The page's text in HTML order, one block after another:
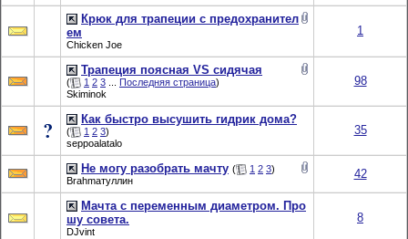
Крюк для трапеции с предохранител
ем
Chicken Joe
1
Трапеция поясная VS сидячая
( 1 2 3 Последняя страница)
Skiminok
98
Как быстро высушить гидрик дома?
( 1 2 3)
seppoalatalo
35
Не могу разобрать мачту ( 1 2 3)
Brahmaтуллин
42
Мачта с переменным диаметром. Про
шу совета.
DJvint
8